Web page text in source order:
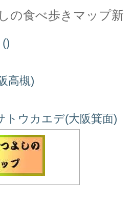
の食べ歩きマップ新
高槻)
トウカエデ(大阪箕面)